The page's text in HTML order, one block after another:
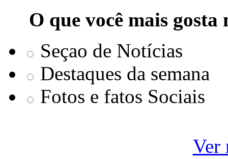
O que você mais
Seçao de Notícias
Destaques da semana
Fotos e fatos Sociais
Ver